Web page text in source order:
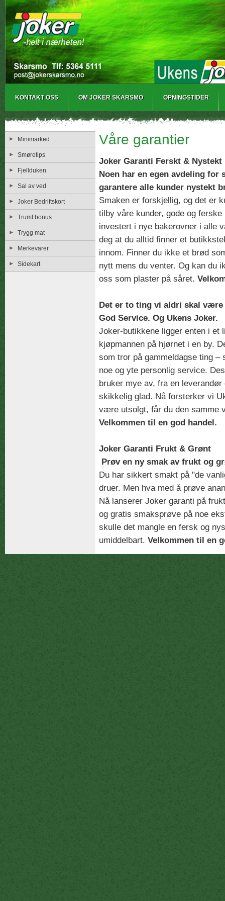
KONTAKT OSS OM JOKER SKARSMO OPNINGSTIDER
Minimarked
Smøretips
Fjellduken
Sal av ved
Joker Bedriftskort
Trumf bonus
Trygg mat
Merkevarer
Sidekart
Våre garantier
Joker Garanti Ferskt & Nystekt
Noen har en egen avdeling for
garantere alle kunder nystekt
Smaken er forskjellig, og det er
tilby våre kunder, gode og
investert i nye bakerovner i alle
deg at du alltid finner et
innom. Finner du ikke et brød
nytt mens du venter. Og kan du
oss som plaster på såret.
Det er to ting vi aldri skal
God Service. Og Ukens Joker.
Joker-butikkene ligger enten i
kjøpmannen på hjørnet i en by.
som tror på gammeldagse ting –
noe og yte personlig service.
bruker mye av, fra en
skikkelig glad. Nå forsterker vi
være utsolgt, får du den samme
Velkommen til en god handel.
Joker Garanti Frukt & Grønt
Prøv en ny smak av frukt og
Du har sikkert smakt på "de
druer. Men hva med å prøve
Nå lanserer Joker garanti på
og gratis smaksprøve på noe
skulle det mangle en fersk og
umiddelbart. Velkommen til en